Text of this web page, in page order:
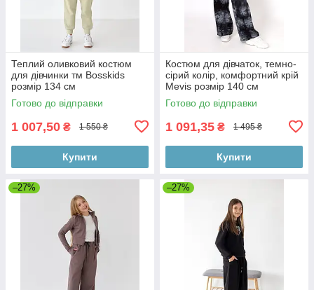
Теплий оливковий костюм
для дівчинки тм Bosskids
розмір 134 см
Готово до відправки
1 007,50 ₴ 1 550 ₴
Купити
Костюм для дівчаток, темно-
сірий колір, комфортний крій
Mevis розмір 140 см
Готово до відправки
1 091,35 ₴ 1 495 ₴
Купити
–27% –27%